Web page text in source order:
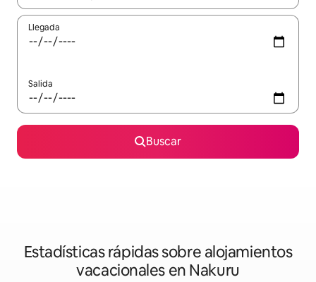
Llegada
Salida
Buscar
Estadísticas rápidas sobre alojamientos
vacacionales en Nakuru